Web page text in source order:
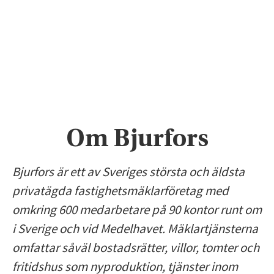
Om Bjurfors
Bjurfors är ett av Sveriges största och äldsta
privatägda fastighetsmäklarföretag med
omkring 600 medarbetare på 90 kontor runt om
i Sverige och vid Medelhavet. Mäklartjänsterna
omfattar såväl bostadsrätter, villor, tomter och
fritidshus som nyproduktion, tjänster inom